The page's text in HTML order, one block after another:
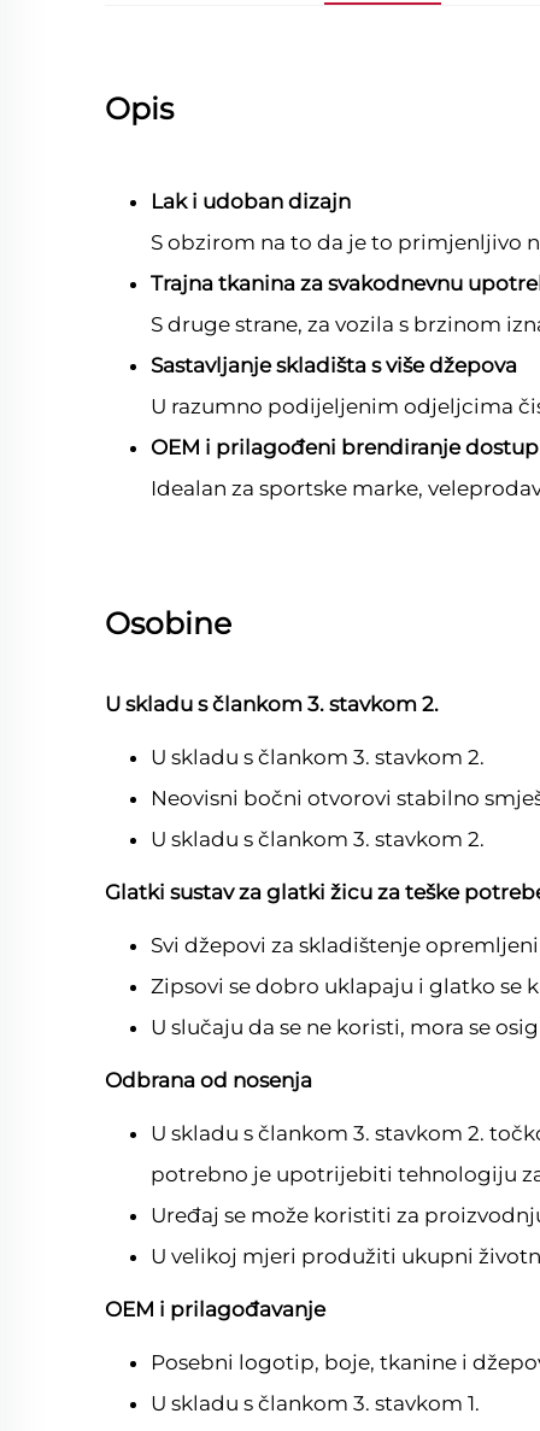
Opis
Lak i udoban dizajn
S obzirom na to da je to primjenljivo
Trajna tkanina za svakodnevnu
S druge strane, za vozila s brzinom
Sastavljanje skladišta s više džepova
U razumno podijeljenim odjeljcima
OEM i prilagođeni brendiranje
Idealan za sportske marke,
Osobine
U skladu s člankom 3. stavkom 2.
U skladu s člankom 3. stavkom 2.
Neovisni bočni otvorovi stabilno
U skladu s člankom 3. stavkom 2.
Glatki sustav za glatki žicu za teške
Svi džepovi za skladištenje
Zipsovi se dobro uklapaju i glatko se
U slučaju da se ne koristi, mora se
Odbrana od nosenja
U skladu s člankom 3. stavkom 2.
potrebno je upotrijebiti tehnologiju
Uređaj se može koristiti za
U velikoj mjeri produžiti ukupni
OEM i prilagođavanje
Posebni logotip, boje, tkanine i
U skladu s člankom 3. stavkom 1.